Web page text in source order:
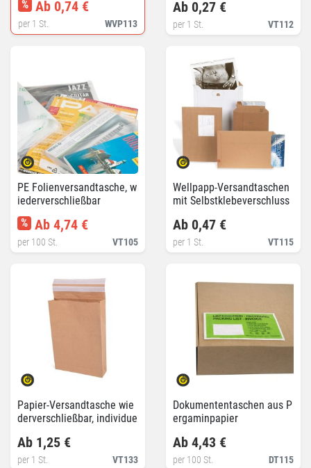
WVP113
% Ab 0,74 €
per 1 St. VT112
Ab 0,27 €
per 1 St.
PE Folienversandtasche, w
iederverschließbar
VT105
% Ab 4,74 €
per 100 St.
Wellpapp-Versandtaschen
mit Selbstklebeverschluss
VT115
Ab 0,47 €
per 1 St.
Papier-Versandtasche wie
derverschließbar, individue
VT133
Ab 1,25 €
per 1 St.
Dokumententaschen aus P
ergaminpapier
DT115
Ab 4,43 €
per 100 St.